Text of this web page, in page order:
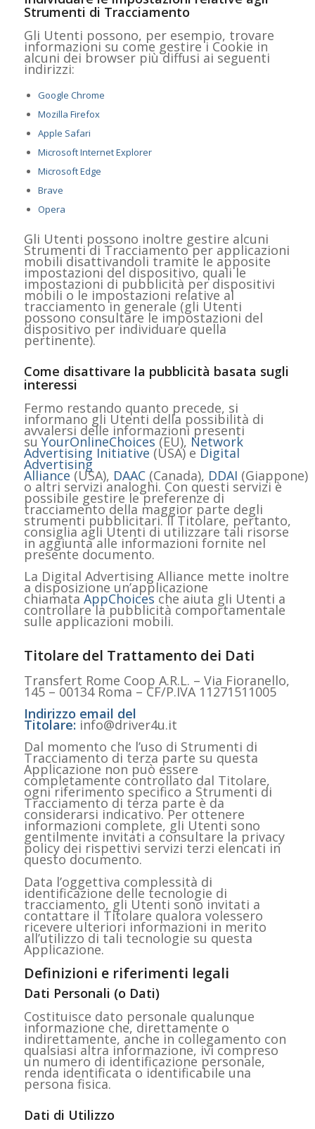
Strumenti di Tracciamento
Gli Utenti possono, per esempio, trovare
informazioni su come gestire i Cookie in
alcuni dei browser più diffusi ai seguenti
indirizzi:
Google Chrome
Mozilla Firefox
Apple Safari
Microsoft Internet Explorer
Microsoft Edge
Brave
Opera
Gli Utenti possono inoltre gestire alcuni
Strumenti di Tracciamento per applicazioni
mobili disattivandoli tramite le apposite
impostazioni del dispositivo, quali le
impostazioni di pubblicità per dispositivi
mobili o le impostazioni relative al
tracciamento in generale (gli Utenti
possono consultare le impostazioni del
dispositivo per individuare quella
pertinente).
Come disattivare la pubblicità basata sugli
interessi
Fermo restando quanto precede, si
informano gli Utenti della possibilità di
avvalersi delle informazioni presenti
su YourOnlineChoices (EU), Network
Advertising Initiative (USA) e Digital
Advertising
Alliance (USA), DAAC(Canada), DDAI (Giappone)
o altri servizi analoghi. Con questi servizi è
possibile gestire le preferenze di
tracciamento della maggior parte degli
strumenti pubblicitari. Il Titolare, pertanto,
consiglia agli Utenti di utilizzare tali risorse
in aggiunta alle informazioni fornite nel
presente documento.
La Digital Advertising Alliance mette inoltre
a disposizione un’applicazione
chiamata AppChoices che aiuta gli Utenti a
controllare la pubblicità comportamentale
sulle applicazioni mobili.
Titolare del Trattamento dei Dati
Transfert Rome Coop A.R.L. – Via Fioranello,
145 – 00134 Roma – CF/P.IVA 11271511005
Indirizzo email del
Titolare: info@driver4u.it
Dal momento che l’uso di Strumenti di
Tracciamento di terza parte su questa
Applicazione non può essere
completamente controllato dal Titolare,
ogni riferimento specifico a Strumenti di
Tracciamento di terza parte è da
considerarsi indicativo. Per ottenere
informazioni complete, gli Utenti sono
gentilmente invitati a consultare la privacy
policy dei rispettivi servizi terzi elencati in
questo documento.
Data l’oggettiva complessità di
identificazione delle tecnologie di
tracciamento, gli Utenti sono invitati a
contattare il Titolare qualora volessero
ricevere ulteriori informazioni in merito
all’utilizzo di tali tecnologie su questa
Applicazione.
Definizioni e riferimenti legali
Dati Personali (o Dati)
Costituisce dato personale qualunque
informazione che, direttamente o
indirettamente, anche in collegamento con
qualsiasi altra informazione, ivi compreso
un numero di identificazione personale,
renda identificata o identificabile una
persona fisica.
Dati di Utilizzo